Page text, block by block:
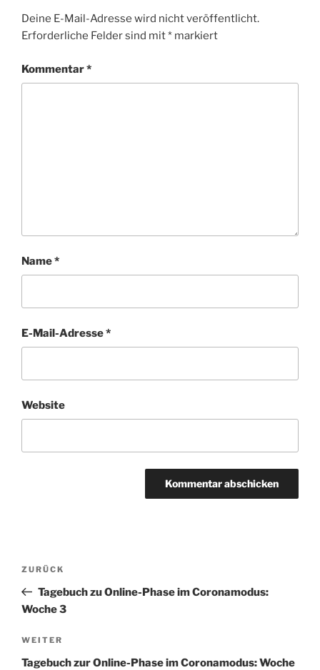
Deine E-Mail-Adresse wird nicht veröffentlicht.
Erforderliche Felder sind mit* markiert
Kommentar*
Name*
E-Mail-Adresse*
Website
Beitragsnavigation
Vorheriger
Beitrag
ZURÜCK
Tagebuch zu Online-Phase im Coronamodus:
Woche 3
Nächster
Beitrag
WEITER
Tagebuch zur Online-Phase im Coronamodus: Woche